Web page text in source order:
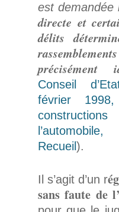
est demandée
directe et
délits
précisément
Conseil
février
Recueil ).
Il s’agit d’un r
sans faute de